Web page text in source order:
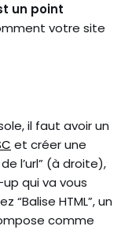
un point
votre site
il faut avoir un
et créer une
l’url” (à droite),
qui va vous
“Balise HTML”, un
comme